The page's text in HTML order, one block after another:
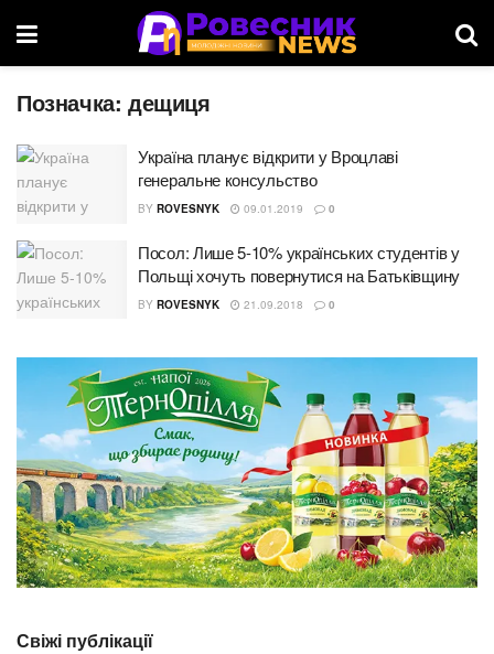
Позначка: дещиця
Україна планує відкрити у Вроцлаві
генеральне консульство
BY ROVESNYK 09.01.2019 0
Посол: Лише 5-10% українських студентів у
Польщі хочуть повернутися на Батьківщину
BY ROVESNYK 21.09.2018 0
Свіжі публікації